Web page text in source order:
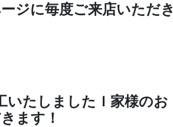
ジに毎度ご来店いただき
いたしましたＩ家様のお
ます！